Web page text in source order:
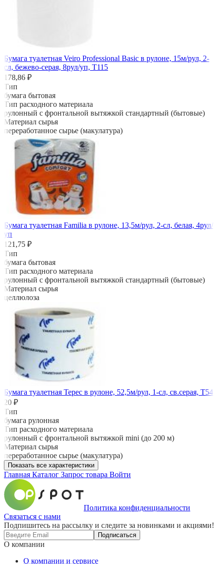
Бумага туалетная Veiro Professional Basic в рулоне, 15м/рул, 2-
сл, бежево-серая, 8рул/уп, Т115
178,86 ₽
Тип
бумага бытовая
Тип расходного материала
рулонный с фронтальной вытяжкой стандартный (бытовые)
Материал сырья
переработанное сырье (макулатура)
Бумага туалетная Familia в рулоне, 13,5м/рул, 2-сл, белая, 4рул/
уп
121,75 ₽
Тип
бумага бытовая
Тип расходного материала
рулонный с фронтальной вытяжкой стандартный (бытовые)
Материал сырья
целлюлоза
Бумага туалетная Терес в рулоне, 52,5м/рул, 1-сл, св.серая, Т54
20 ₽
Тип
бумага рулонная
Тип расходного материала
рулонный с фронтальной вытяжкой mini (до 200 м)
Материал сырья
переработанное сырье (макулатура)
Показать все характеристики
Главная Каталог Запрос товара Войти
Политика конфиденциальности
Связаться с нами
Подпишитесь на рассылку и следите за новинками и акциями!
Подписаться
О компании
О компании и сервисе